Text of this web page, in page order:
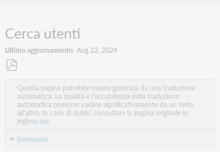
Cerca utenti
Ultimo aggiornamento Aug 22, 2024
come
PDF
Questa pagina potrebbe essere generata da una traduzione
automatica. La qualità e l'accuratezza della traduzione
automatica possono variare significativamente da un testo
all'altro. In caso di dubbi, consultare la pagina originale in
inglesequi.
Sommario